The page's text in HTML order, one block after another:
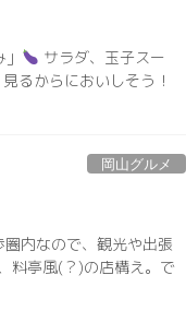
サラダ、玉子スー
見るからにおいしそう！
岡山グルメ
内なので、観光や出張
料亭風(？)の店構え。で